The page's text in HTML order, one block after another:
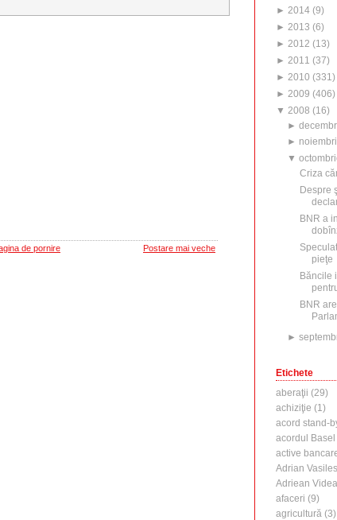
Postare mai veche
de pornire
► 2014 (9)
► 2013 (6)
► 2012 (13)
► 2011 (37)
► 2010 (331 )
► 2009 (406)
▼ 2008 (16)
►
►
▼
Criza
Despre
BNR a
pieţe
Băncile
BNR
►
Etichete
aberaţii (29)
achiziţie (1)
acord stand-
acordul Basel II
active
Adrian
Adriean
afaceri (9)
agricultură (3)